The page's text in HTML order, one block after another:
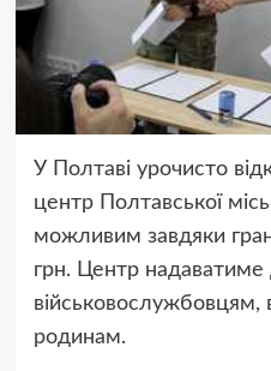
У Полтаві урочисто
центр Полтавської
можливим завдяки
грн. Центр
військовослужбовцям,
родинам.